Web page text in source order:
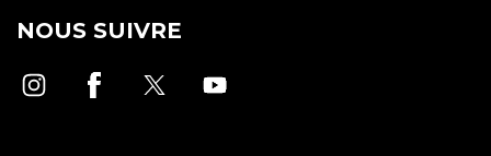
NOUS SUIVRE